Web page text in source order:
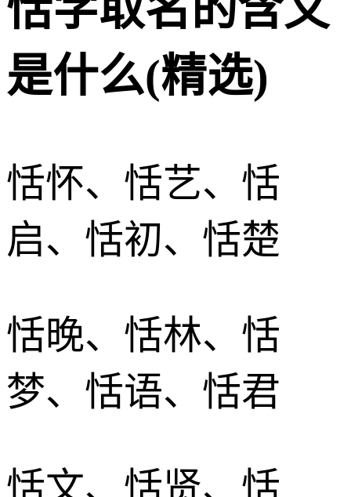
是什么(精选)
恬怀、恬艺、恬
启、恬初、恬楚
恬晚、恬林、恬
梦、恬语、恬君
恬文、恬贤、恬